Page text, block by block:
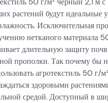
растений будут идеальные
Исключительная
нетканого материала
длительную защиту
прополки. Так почему бы
агротекстиль 50 г/
здоровыми
средой. Доступный в